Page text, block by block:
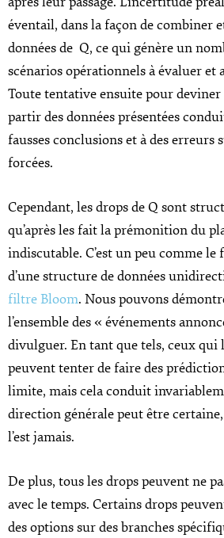
éventail, dans la façon de combiner
données de Q, ce qui génère un
scénarios opérationnels à évaluer et
Toute tentative ensuite pour deviner
partir des données présentées
fausses conclusions et à des erreurs
forcées.
Cependant, les drops de Q sont
qu’après les fait la prémonition du
indiscutable. C’est un peu comme
d’une structure de données
filtre Bloom. Nous pouvons
l’ensemble des « événements
divulguer. En tant que tels, ceux qui
peuvent tenter de faire des
limite, mais cela conduit
direction générale peut être
l’est jamais.
De plus, tous les drops peuvent ne
avec le temps. Certains drops
des options sur des branches